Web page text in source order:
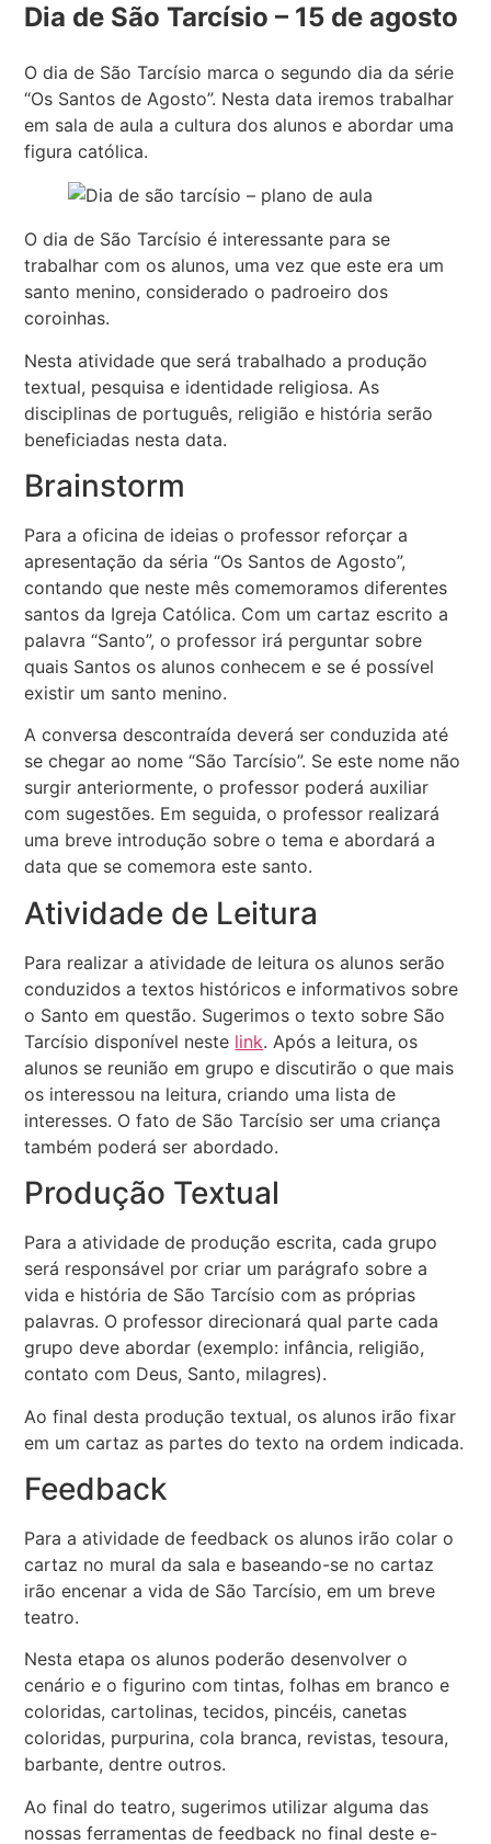
Dia de São Tarcísio – 15 de agosto
O dia de São Tarcísio marca o segundo dia da série
“Os Santos de Agosto”. Nesta data iremos trabalhar
em sala de aula a cultura dos alunos e abordar uma
figura católica.
O dia de São Tarcísio é interessante para se
trabalhar com os alunos, uma vez que este era um
santo menino, considerado o padroeiro dos
coroinhas.
Nesta atividade que será trabalhado a produção
textual, pesquisa e identidade religiosa. As
disciplinas de português, religião e história serão
beneficiadas nesta data.
Brainstorm
Para a oficina de ideias o professor reforçar a
apresentação da séria “Os Santos de Agosto”,
contando que neste mês comemoramos diferentes
santos da Igreja Católica. Com um cartaz escrito a
palavra “Santo”, o professor irá perguntar sobre
quais Santos os alunos conhecem e se é possível
existir um santo menino.
A conversa descontraída deverá ser conduzida até
se chegar ao nome “São Tarcísio”. Se este nome não
surgir anteriormente, o professor poderá auxiliar
com sugestões. Em seguida, o professor realizará
uma breve introdução sobre o tema e abordará a
data que se comemora este santo.
Atividade de Leitura
Para realizar a atividade de leitura os alunos serão
conduzidos a textos históricos e informativos sobre
o Santo em questão. Sugerimos o texto sobre São
Tarcísio disponível neste link. Após a leitura, os
alunos se reunião em grupo e discutirão o que mais
os interessou na leitura, criando uma lista de
interesses. O fato de São Tarcísio ser uma criança
também poderá ser abordado.
Produção Textual
Para a atividade de produção escrita, cada grupo
será responsável por criar um parágrafo sobre a
vida e história de São Tarcísio com as próprias
palavras. O professor direcionará qual parte cada
grupo deve abordar (exemplo: infância, religião,
contato com Deus, Santo, milagres).
Ao final desta produção textual, os alunos irão fixar
em um cartaz as partes do texto na ordem indicada.
Feedback
Para a atividade de feedback os alunos irão colar o
cartaz no mural da sala e baseando-se no cartaz
irão encenar a vida de São Tarcísio, em um breve
teatro.
Nesta etapa os alunos poderão desenvolver o
cenário e o figurino com tintas, folhas em branco e
coloridas, cartolinas, tecidos, pincéis, canetas
coloridas, purpurina, cola branca, revistas, tesoura,
barbante, dentre outros.
Ao final do teatro, sugerimos utilizar alguma das
nossas ferramentas de feedback no final deste e-